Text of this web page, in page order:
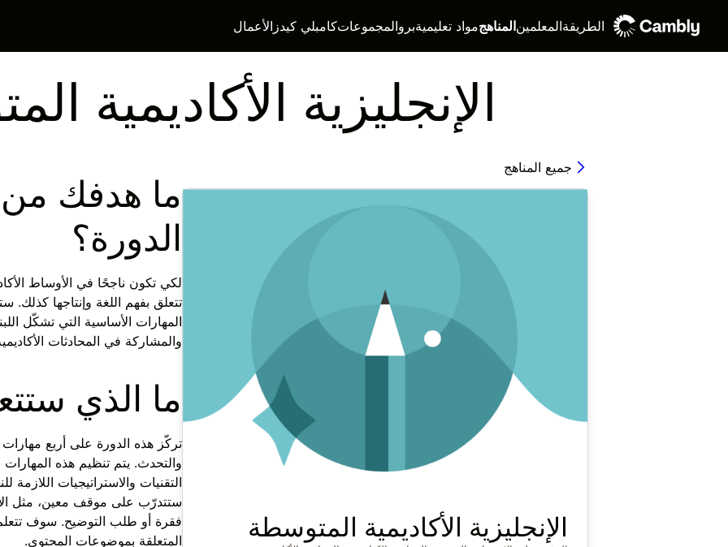
الطريقةالمعلمينالمناهجمواد تعليميةبروالمجموعاتكامبلي كيدز الأعمال
الإنجليزية الأكاديمية
جميع المناهج
الإنجليزية الأكاديمية المتوسطة
ما هدفك
الدورة؟
لكي تكون ناجحًا في الأوساط
تتعلق بفهم اللغة وإنتاجها كذلك.
المهارات الأساسية التي تشكّل
والمشاركة في المحادثات
ما الذي
تركّز هذه الدورة على أربع مهارات
والتحدث. يتم تنظيم هذه
التقنيات والاستراتيجيات
ستتدرّب على موقف معين، مثل
فقرة أو طلب التوضيح. سوف تتعلم
المتعلقة بموضوعات المحتوى.